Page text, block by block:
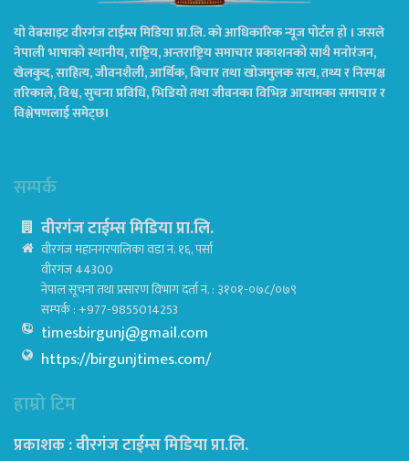
यो वेबसाइट वीरगंज टाईम्स मिडिया प्रा.लि. को आधिकारिक न्यूज पोर्टल हो । जसले
नेपाली भाषाको स्थानीय, राष्ट्रिय, अन्तराष्ट्रिय समाचार प्रकाशनको साथै मनोरंजन,
खेलकुद, साहित्य, जीवनशैली, आर्थिक, बिचार तथा खोजमुलक सत्य, तथ्य र निस्पक्ष
तरिकाले, विश्व, सुचना प्रविधि, भिडियो तथा जीवनका विभिन्न आयामका समाचार र
विश्लेषणलाई समेट्छ।
सम्पर्क
वीरगंज टाईम्स मिडिया प्रा.लि.
वीरगंज महानगरपालिका वडा नं. १६, पर्सा
वीरगंज 44300
नेपाल सूचना तथा प्रसारण विभाग दर्ता नं. : ३१०१-०७८/०७९
सम्पर्क : +977-9855014253
timesbirgunj@gmail.com
https://birgunjtimes.com/
हाम्रो टिम
प्रकाशक : वीरगंज टाईम्स मिडिया प्रा‍.लि.